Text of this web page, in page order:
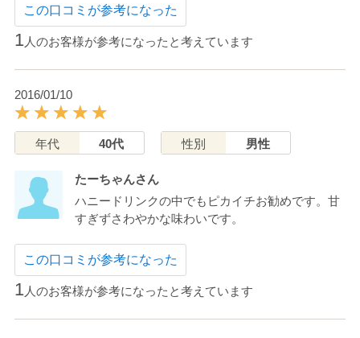
この口コミが参考になった
1 人のお客様が参考になったと考えています
2016/01/10
年代 40代 性別 男性
たーちゃんさん
ハニードリンクの中でもピカイチお勧めです。甘
すぎずさわやかな味わいです。
この口コミが参考になった
1 人のお客様が参考になったと考えています